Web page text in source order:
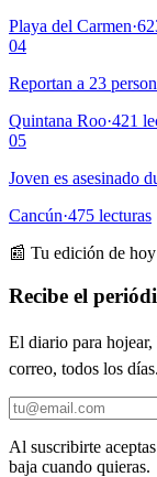
Playa del Carmen·
04
Reportan a 23
Quintana Roo·421
05
Joven es asesinado
Cancún·475 lecturas
📰 Tu edición de hoy
Recibe el
El diario para
correo, todos los
Al suscribirte
baja cuando quieras.